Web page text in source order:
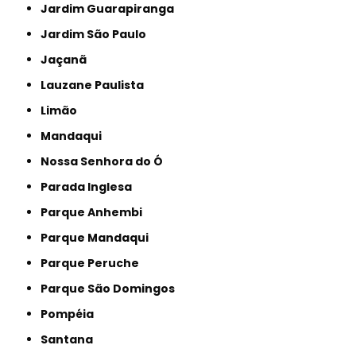
Jardim Guarapiranga
Jardim São Paulo
Jaçanã
Lauzane Paulista
Limão
Mandaqui
Nossa Senhora do Ó
Parada Inglesa
Parque Anhembi
Parque Mandaqui
Parque Peruche
Parque São Domingos
Pompéia
Santana